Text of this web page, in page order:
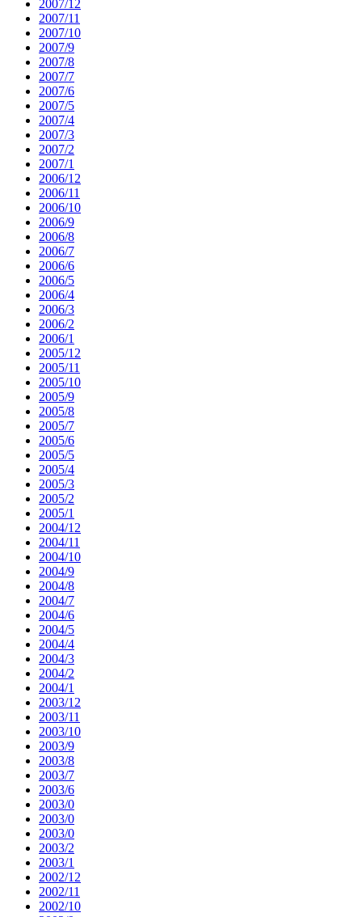
2007/12
2007/11
2007/10
2007/9
2007/8
2007/7
2007/6
2007/5
2007/4
2007/3
2007/2
2007/1
2006/12
2006/11
2006/10
2006/9
2006/8
2006/7
2006/6
2006/5
2006/4
2006/3
2006/2
2006/1
2005/12
2005/11
2005/10
2005/9
2005/8
2005/7
2005/6
2005/5
2005/4
2005/3
2005/2
2005/1
2004/12
2004/11
2004/10
2004/9
2004/8
2004/7
2004/6
2004/5
2004/4
2004/3
2004/2
2004/1
2003/12
2003/11
2003/10
2003/9
2003/8
2003/7
2003/6
2003/0
2003/0
2003/0
2003/2
2003/1
2002/12
2002/11
2002/10